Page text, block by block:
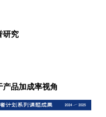
研究
产品加成率视角